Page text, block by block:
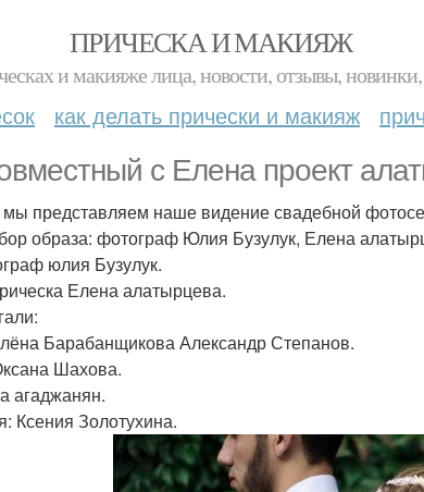
ПРИЧЕСКА И МАКИЯЖ
и макияже лица, новости, отзывы,
как делать прически и макияж
с Елена проект
мы представляем наше видение свадебной
образа: фотограф Юлия Бузулук, Елена
юлия Бузулук.
Елена алатырцева.
Барабанщикова Александр Степанов.
Шахова.
агаджанян.
Ксения Золотухина.